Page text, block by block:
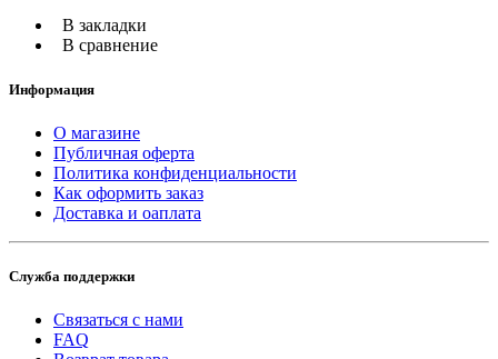
В закладки
В сравнение
Информация
О магазине
Публичная оферта
Политика конфиденциальности
Как оформить заказ
Доставка и оаплата
Служба поддержки
Связаться с нами
FAQ